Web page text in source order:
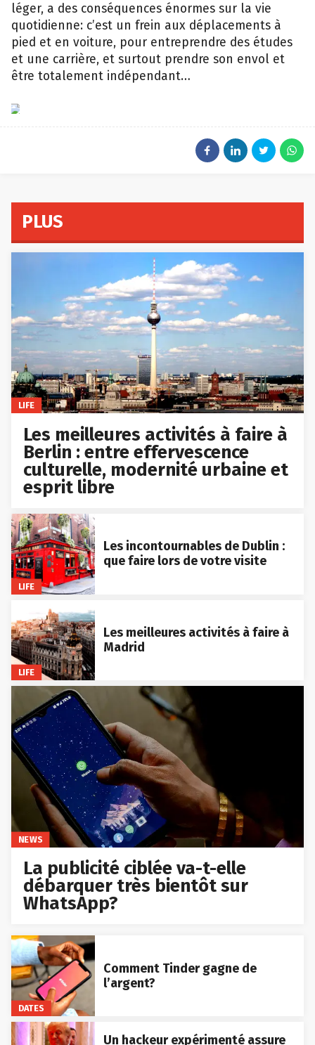
léger, a des conséquences énormes sur la vie
quotidienne: c’est un frein aux déplacements à
pied et en voiture, pour entreprendre des études
et une carrière, et surtout prendre son envol et
être totalement indépendant…
iStock
PLUS
LIFE
Les meilleures activités à faire à
Berlin : entre effervescence
culturelle, modernité urbaine et
esprit libre
LIFE
Les incontournables de Dublin :
que faire lors de votre visite
LIFE
Les meilleures activités à faire à
Madrid
NEWS
La publicité ciblée va-t-elle
débarquer très bientôt sur
WhatsApp?
DATES
Comment Tinder gagne de
l’argent?
Un hackeur expérimenté assure